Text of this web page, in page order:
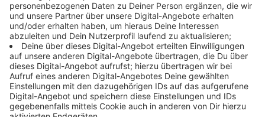
Anzeige
Zeitplan bleibt offen
Anzeige